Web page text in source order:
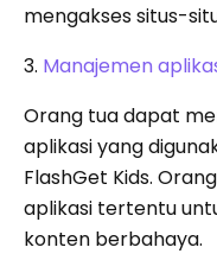
mengakses situs-
3. Manajemen
Orang tua dapat
aplikasi yang
FlashGet Kids.
aplikasi tertentu
konten berbahaya.